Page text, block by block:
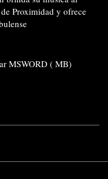
Proximidad y ofrece
MSWORD ( MB)